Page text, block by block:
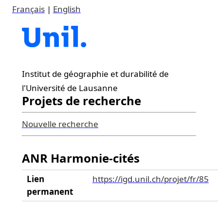
Français| English
Institut de géographie et durabilité de
l'Université de Lausanne
Projets de recherche
Nouvelle recherche
ANR Harmonie-cités
Lien
permanent
https://igd.unil.ch/projet/fr/85